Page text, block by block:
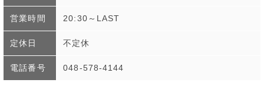
営業時間 20:30～LAST
定休日 不定休
電話番号 048-578-4144